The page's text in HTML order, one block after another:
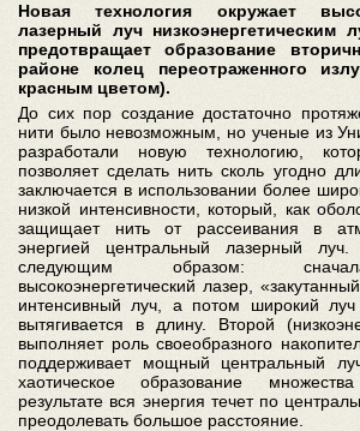
Новая технология окружает
лазерный луч низкоэнергетическим
предотвращает образование
районе колец переотраженного
красным цветом).
До сих пор создание достаточно
нити было невозможным, но ученые из
разработали новую технологию,
позволяет сделать нить сколь угодно
заключается в использовании более
низкой интенсивности, который, как
защищает нить от рассеивания в
энергией центральный лазерный луч.
следующим образом:
высокоэнергетический лазер,
интенсивный луч, а потом широкий
вытягивается в длину. Второй
выполняет роль своеобразного
поддерживает мощный центральный
хаотическое образование
результате вся энергия течет по
преодолевать большое расстояние.